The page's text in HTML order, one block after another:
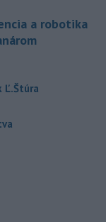
a robotika
Ľ.Štúra